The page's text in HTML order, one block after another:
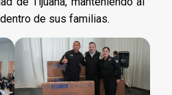
de sus familias.